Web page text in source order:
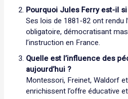
Pourquoi Jules Ferry est-il
Ses lois de 1881-82 ont rendu
obligatoire, démocratisant
l’instruction en France.
Quelle est l’influence des
aujourd’hui ?
Montessori, Freinet, Waldorf
enrichissent l’offre éducative